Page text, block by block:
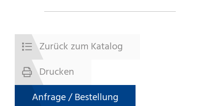
Zurück zum Katalog
Drucken
Anfrage / Bestellung